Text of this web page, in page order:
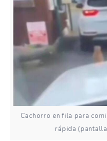
Cachorro en fila para
rápida